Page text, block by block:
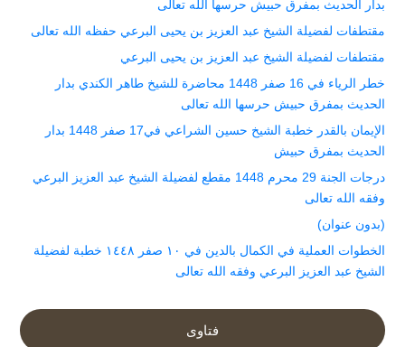
بدار الحديث بمفرق حبيش حرسها الله تعالى
مقتطفات لفضيلة الشيخ عبد العزيز بن يحيى البرعي حفظه الله تعالى
مقتطفات لفضيلة الشيخ عبد العزيز بن يحيى البرعي
خطر الرياء في 16 صفر 1448 محاضرة للشيخ طاهر الكندي بدار
الحديث بمفرق حبيش حرسها الله تعالى
الإيمان بالقدر خطبة الشيخ حسين الشراعي في17 صفر 1448 بدار
الحديث بمفرق حبيش
درجات الجنة 29 محرم 1448 مقطع لفضيلة الشيخ عبد العزيز البرعي
وفقه الله تعالى
(بدون عنوان)
الخطوات العملية في الكمال بالدين في ١٠ صفر ١٤٤٨ خطبة لفضيلة
الشيخ عبد العزيز البرعي وفقه الله تعالى
فتاوى